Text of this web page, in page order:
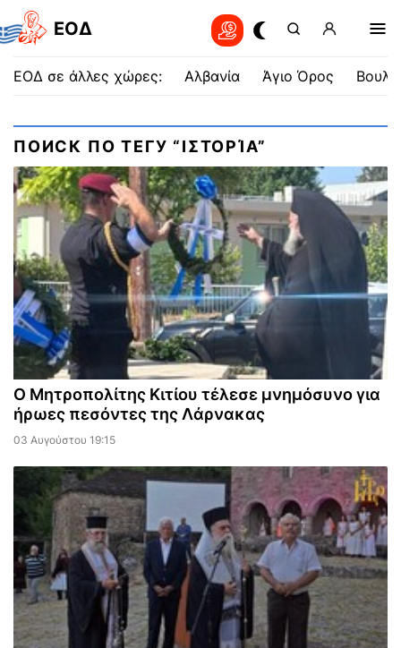
EOΔ
ΕΟΔ σε άλλες χώρες: Αλβανία Άγιο Όρος
ПОИСК ПО ТЕГУ “ΙΣΤΟΡΊΑ”
Ο Μητροπολίτης Κιτίου τέλεσε μνημόσυνο για
ήρωες πεσόντες της Λάρνακας
03 Αυγούστου 19:15